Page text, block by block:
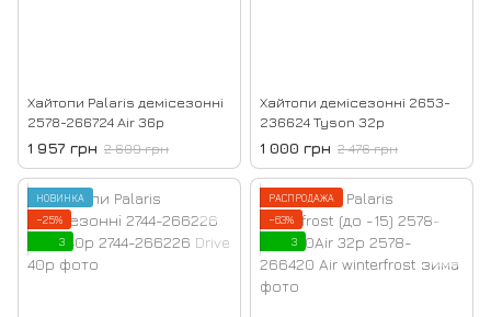
Хайтопи Palaris демісезонні
2578-266724 Air 36р
1 957 грн 2 609 грн
Хайтопи демісезонні 2653-
236624 Tyson 32р
1 000 грн 2 476 грн
НОВИНКА
−25%
3
РАСПРОДАЖА
−63%
3